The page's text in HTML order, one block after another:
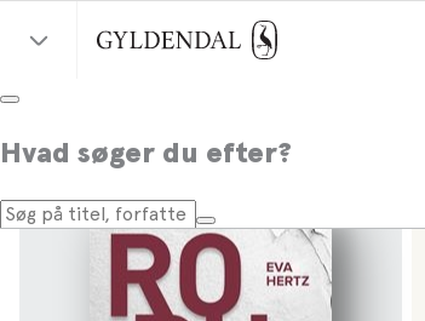
Hvad søger du efter?